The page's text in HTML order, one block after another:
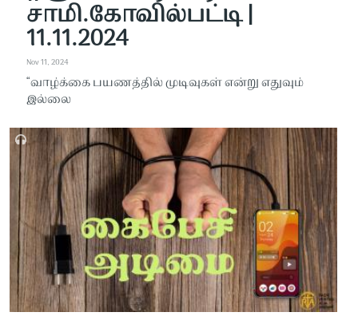
சாமி.கோவில்பட்டி |
11.11.2024
Nov 11, 2024
“வாழ்க்கை பயணத்தில் முடிவுகள் என்று எதுவும்
இல்லை